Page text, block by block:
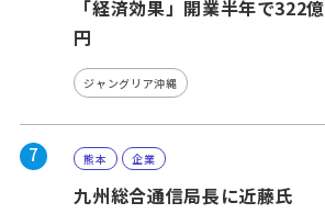
「経済効果」開業半年で322億
円
ジャングリア沖縄
7 熊本 企業
九州総合通信局長に近藤氏